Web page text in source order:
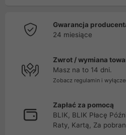
Gwarancja
24 miesiące
Zwrot / wymiana
Masz na to 14 dni.
Zobacz regulamin i
Zapłać za pomocą
BLIK, BLIK Płacę
Raty, Kartą, Za